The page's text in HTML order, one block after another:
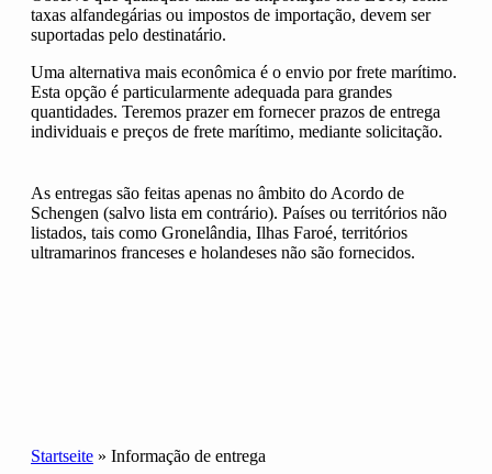
taxas alfandegárias ou impostos de importação, devem ser
suportadas pelo destinatário.
Uma alternativa mais econômica é o envio por frete marítimo.
Esta opção é particularmente adequada para grandes
quantidades. Teremos prazer em fornecer prazos de entrega
individuais e preços de frete marítimo, mediante solicitação.
As entregas são feitas apenas no âmbito do Acordo de
Schengen (salvo lista em contrário). Países ou territórios não
listados, tais como Gronelândia, Ilhas Faroé, territórios
ultramarinos franceses e holandeses não são fornecidos.
Startseite » Informação de entrega